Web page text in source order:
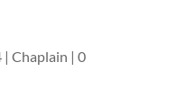
| Chaplain | 0